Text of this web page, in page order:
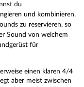
du
und kombinieren.
zu reservieren, so
Sound von welchem
für
einen klaren 4/4
aber meist zwischen